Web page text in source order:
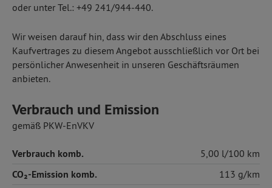
oder unter Tel.: +49 241/944-440.
Wir weisen darauf hin, dass wir den Abschluss eines
Kaufvertrages zu diesem Angebot ausschließlich vor Ort bei
persönlicher Anwesenheit in unseren Geschäftsräumen
anbieten.
Verbrauch und Emission
gemäß PKW-EnVKV
Verbrauch komb. 5,00 l/100 km
CO₂-Emission komb. 113 g/km